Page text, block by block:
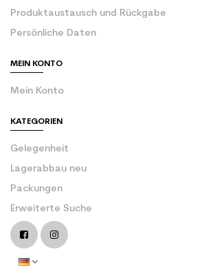
Produktaustausch und Rückgabe
Persönliche Daten
MEIN KONTO
Mein Konto
KATEGORIEN
Gelegenheit
Lagerabbau neu
Packungen
Erweiterte Suche